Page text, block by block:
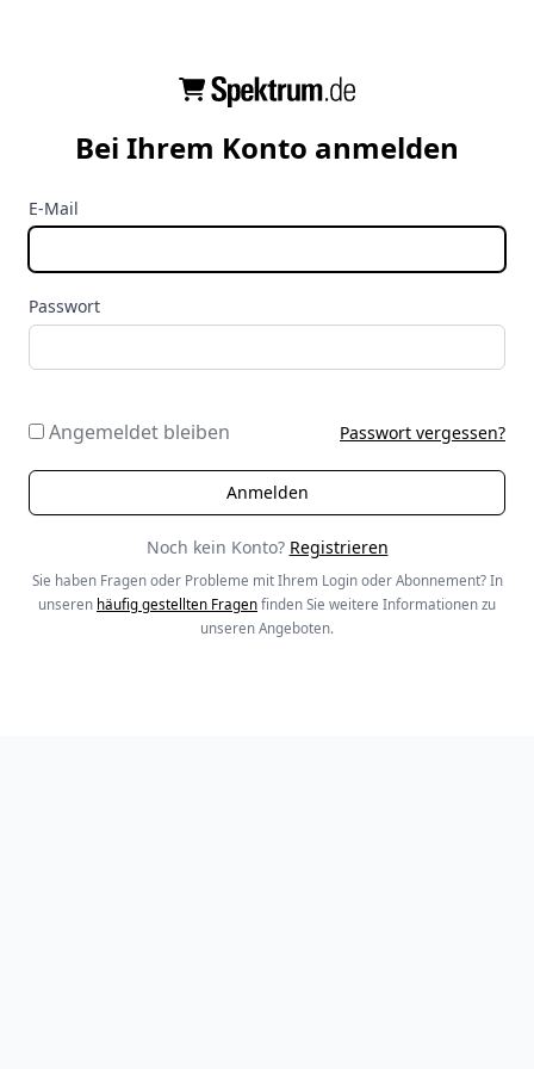
Bei Ihrem Konto anmelden
E-Mail
Passwort
Angemeldet bleiben Passwort vergessen?
Noch kein Konto? Registrieren
Sie haben Fragen oder Probleme mit Ihrem Login oder Abonnement? In
unseren häufig gestellten Fragen finden Sie weitere Informationen zu
unseren Angeboten.